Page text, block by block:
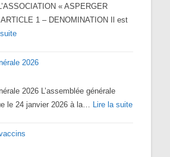
« ASPERGER
1 – DENOMINATION Il est
:
2026
Lorraine
2026
2026 L’assemblée générale
le 24 janvier 2026 à la… Lire la suite: